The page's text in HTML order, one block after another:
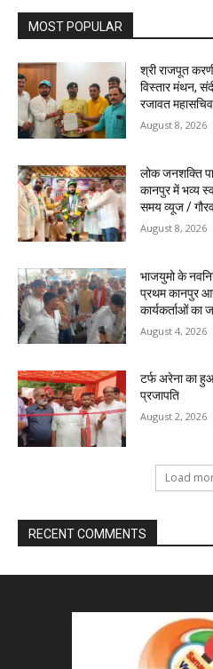
MOST POPULAR
श्री राजपूत
विस्तार मंथन,
रजावत महासचिव
August 8, 2026
लोक जनशक्ति
कानपुर में भव्य
समय व्यूज /
August 8, 2026
भाजयुमो के
प्रथम कानपुर
कार्यकर्ताओं का
August 4, 2026
टर्फ अरेना का
प्रजापति
August 2, 2026
Load
RECENT COMMENTS